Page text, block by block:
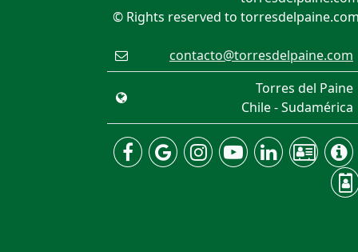
© Rights reserved to
contacto@torresdelpaine.com
Torres del Paine
Chile - Sudamérica